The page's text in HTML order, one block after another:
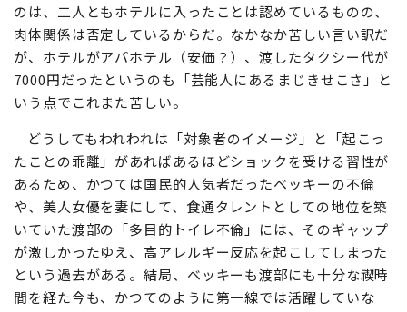
のは、二人ともホテルに入ったことは認めているものの、
肉体関係は否定しているからだ。なかなか苦しい言い訳だ
が、ホテルがアパホテル（安価？）、渡したタクシー代が
7000円だったというのも「芸能人にあるまじきせこさ」と
いう点でこれまた苦しい。
どうしてもわれわれは「対象者のイメージ」と「起こっ
たことの乖離」があればあるほどショックを受ける習性が
あるため、かつては国民的人気者だったベッキーの不倫
や、美人女優を妻にして、食通タレントとしての地位を築
いていた渡部の「多目的トイレ不倫」には、そのギャップ
が激しかったゆえ、高アレルギー反応を起こしてしまった
という過去がある。結局、ベッキーも渡部にも十分な禊時
間を経た今も、かつてのように第一線では活躍していな